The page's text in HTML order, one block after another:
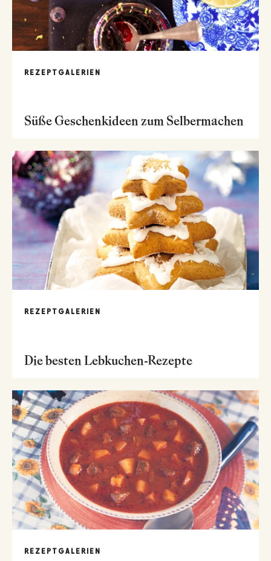
REZEPTGALERIEN
Süße Geschenkideen zum Selbermachen
REZEPTGALERIEN
Die besten Lebkuchen-Rezepte
REZEPTGALERIEN